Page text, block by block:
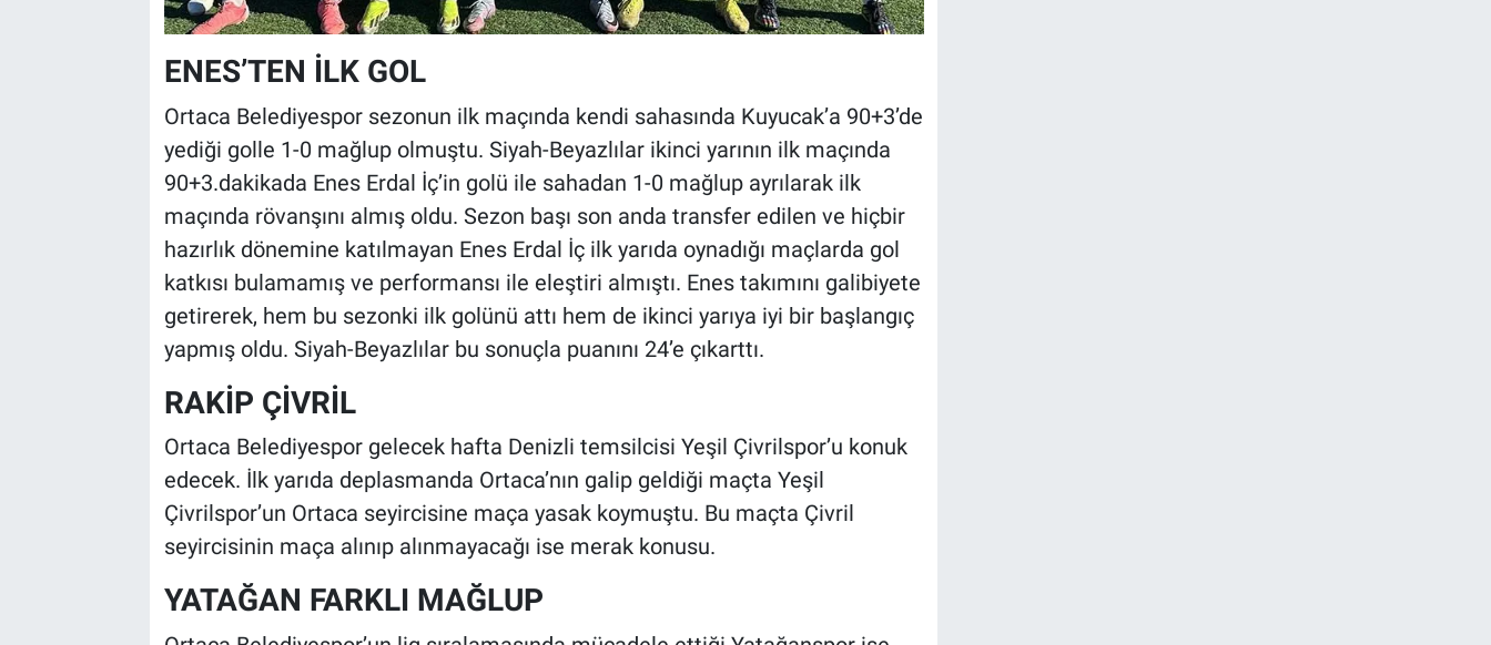
ENES’TEN İLK GOL
Ortaca Belediyespor sezonun ilk maçında kendi sahasında Kuyucak’a 90+3’de
yediği golle 1-0 mağlup olmuştu. Siyah-Beyazlılar ikinci yarının ilk maçında
90+3.dakikada Enes Erdal İç’in golü ile sahadan 1-0 mağlup ayrılarak ilk
maçında rövanşını almış oldu. Sezon başı son anda transfer edilen ve hiçbir
hazırlık dönemine katılmayan Enes Erdal İç ilk yarıda oynadığı maçlarda gol
katkısı bulamamış ve performansı ile eleştiri almıştı. Enes takımını galibiyete
getirerek, hem bu sezonki ilk golünü attı hem de ikinci yarıya iyi bir başlangıç
yapmış oldu. Siyah-Beyazlılar bu sonuçla puanını 24’e çıkarttı.
RAKİP ÇİVRİL
Ortaca Belediyespor gelecek hafta Denizli temsilcisi Yeşil Çivrilspor’u konuk
edecek. İlk yarıda deplasmanda Ortaca’nın galip geldiği maçta Yeşil
Çivrilspor’un Ortaca seyircisine maça yasak koymuştu. Bu maçta Çivril
seyircisinin maça alınıp alınmayacağı ise merak konusu.
YATAĞAN FARKLI MAĞLUP